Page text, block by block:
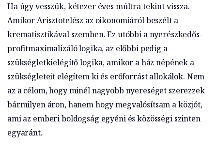
Ha úgy vesszük, kétezer éves múltra tekint vissza.
Amikor Arisztotelész az oikonomiáról beszélt a
krematisztikával szemben. Ez utóbbi a nyerészkedős-
profitmaximalizáló logika, az előbbi pedig a
szükségletkielégítő logika, amikor a ház népének a
szükségleteit elégítem ki és erőforrást allokálok. Nem
az a célom, hogy minél nagyobb nyereséget szerezzek
bármilyen áron, hanem hogy megvalósítsam a közjót,
ami az emberi boldogság egyéni és közösségi szinten
egyaránt.